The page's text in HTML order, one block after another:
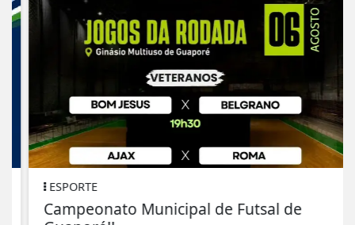
ESPORTE
Campeonato Municipal de Futsal de